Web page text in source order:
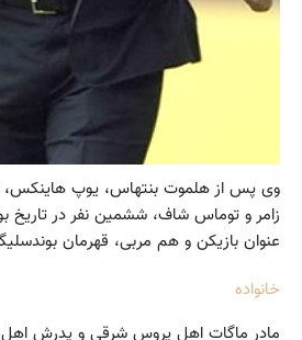
وی پس از هلموت بنتهاس، ‌یوپ هاینکس،‌
زامر و توماس شاف،‌ ششمین نفر در تاریخ
عنوان بازیکن و هم مربی،‌ قهرمان
خانواده
مادر ماگات اهل پروس شرقی و پدرش اهل